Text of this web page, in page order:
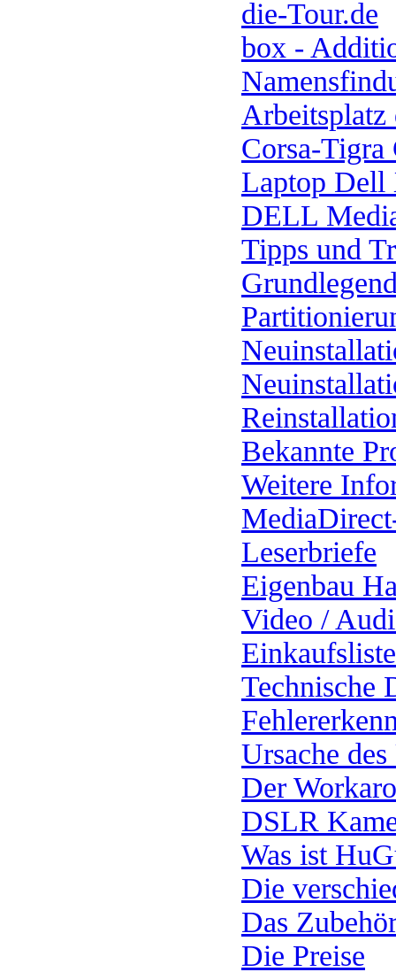
die-Tour.de
box -
Corsa-
Laptop Dell
DELL
Tipps und
Bekannte
Weitere
Leserbriefe
Eigenbau
Video /
Einkaufsliste
Technische
Ursache
Der
DSLR
Was ist
Die
Das
Die Preise